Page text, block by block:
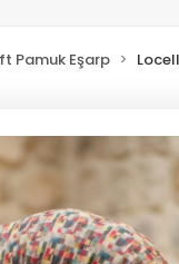
Pamuk Eşarp